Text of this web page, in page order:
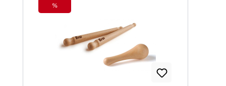
Rabatt
%